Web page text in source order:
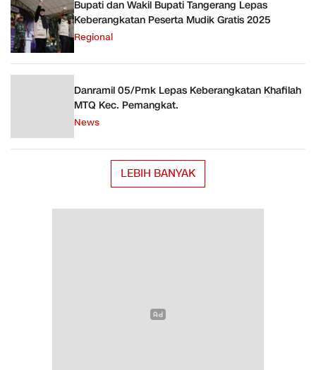
Bupati dan Wakil Bupati Tangerang Lepas
Keberangkatan Peserta Mudik Gratis 2025
Regional
Danramil 05/Pmk Lepas Keberangkatan Khafilah
MTQ Kec. Pemangkat.
News
LEBIH BANYAK